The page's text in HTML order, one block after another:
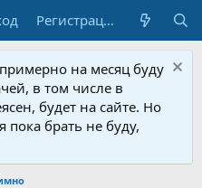
Регистрация
на месяц буду
в том числе в
будет на сайте. Но
пока брать не буду,